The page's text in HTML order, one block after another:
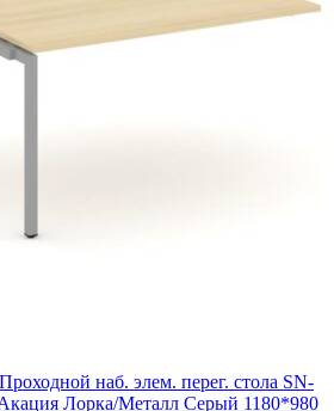
наб. элем. перег. стола SN-
Лорка/Металл Серый 1180*980